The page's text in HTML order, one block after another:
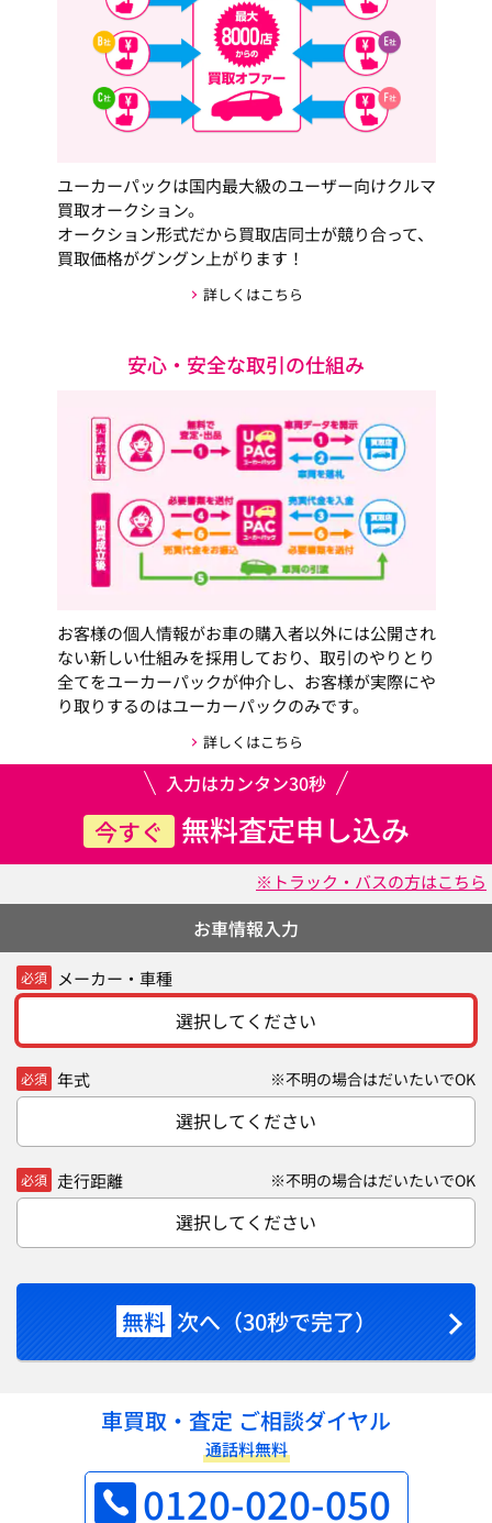
ユーカーパックは国内最大級のユーザー向けクルマ
買取オークション。
オークション形式だから買取店同士が競り合って、
買取価格がグングン上がります！
詳しくはこちら
安心・安全な取引の仕組み
お客様の個人情報がお車の購入者以外には公開され
ない新しい仕組みを採用しており、取引のやりとり
全てをユーカーパックが仲介し、お客様が実際にや
り取りするのはユーカーパックのみです。
詳しくはこちら
入力はカンタン30秒
今すぐ 無料査定申し込み
※トラック・バスの方はこちら
お車情報入力
必須 メーカー・車種
選択してください
必須 年式 ※不明の場合はだいたいでOK
選択してください
必須 走行距離 ※不明の場合はだいたいでOK
選択してください
無料 次へ（30秒で完了）
車買取・査定 ご相談ダイヤル
通話料無料
0120-020-050